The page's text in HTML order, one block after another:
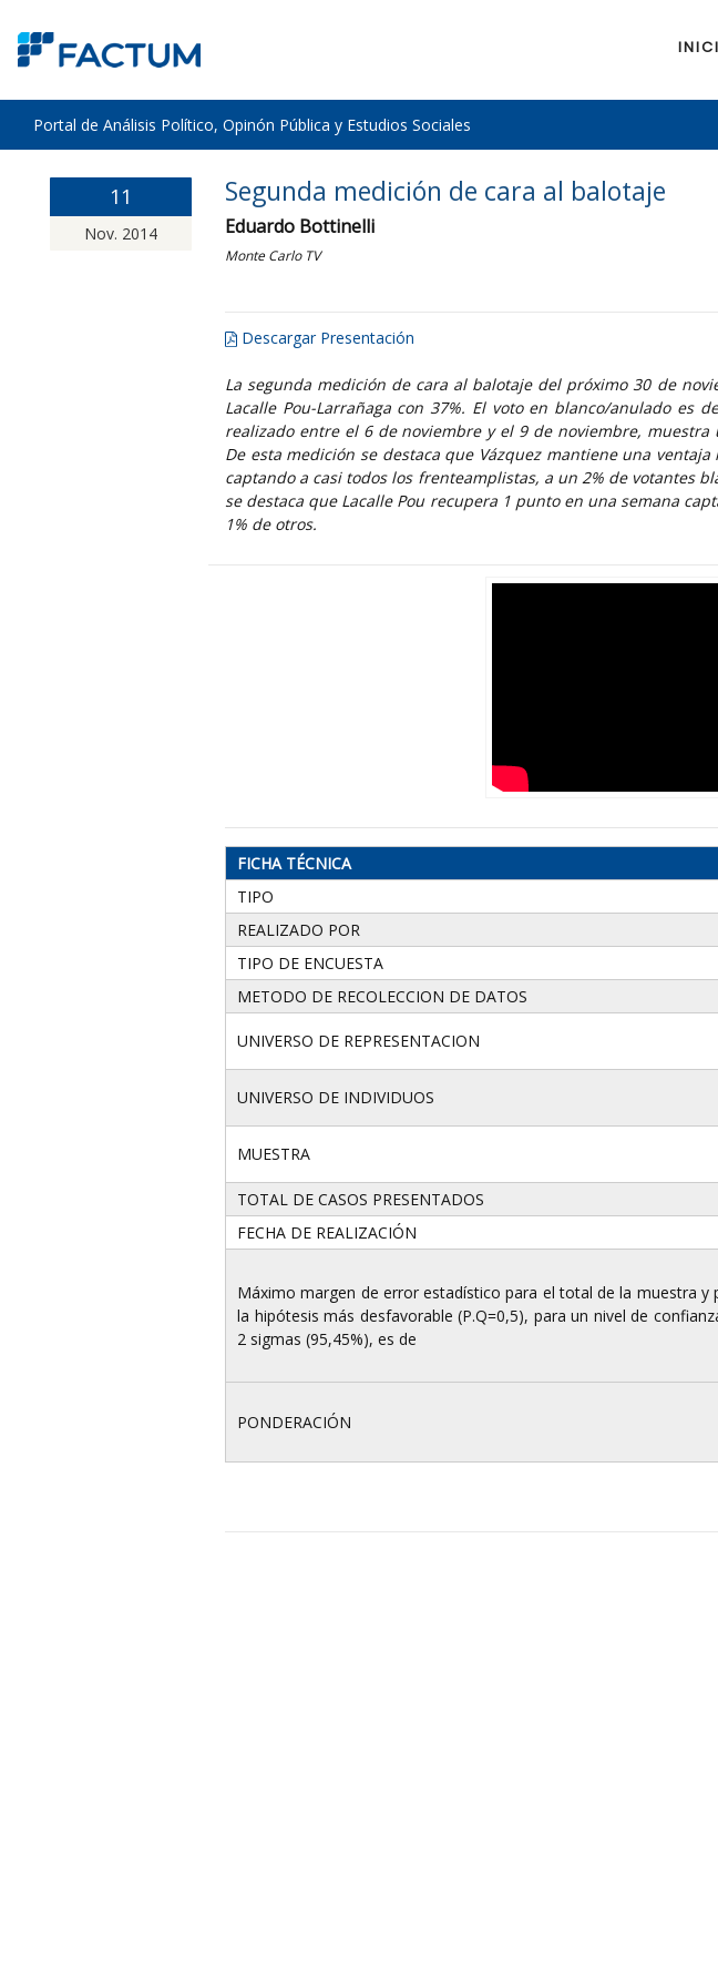
Portal de Análisis Político, Opinón Pública y Estudios Sociales
11
Nov. 2014
Segunda medición de cara al balotaje
Eduardo Bottinelli
Monte Carlo TV
Descargar Presentación
La segunda medición de cara al balotaje del próximo 30 de
Lacalle Pou-Larrañaga con 37%. El voto en blanco/anulado es
realizado entre el 6 de noviembre y el 9 de noviembre,
De esta medición se destaca que Vázquez mantiene una
captando a casi todos los frenteamplistas, a un 2% de votantes
se destaca que Lacalle Pou recupera 1 punto en una semana
1% de otros.
FICHA TÉCNICA
TIPO
REALIZADO POR
TIPO DE ENCUESTA
METODO DE RECOLECCION DE DATOS
UNIVERSO DE REPRESENTACION
UNIVERSO DE INDIVIDUOS
MUESTRA
TOTAL DE CASOS PRESENTADOS
FECHA DE REALIZACIÓN
Máximo margen de error estadístico para el total de la muestra y
la hipótesis más desfavorable (P.Q=0,5), para un nivel de
2 sigmas (95,45%), es de
PONDERACIÓN